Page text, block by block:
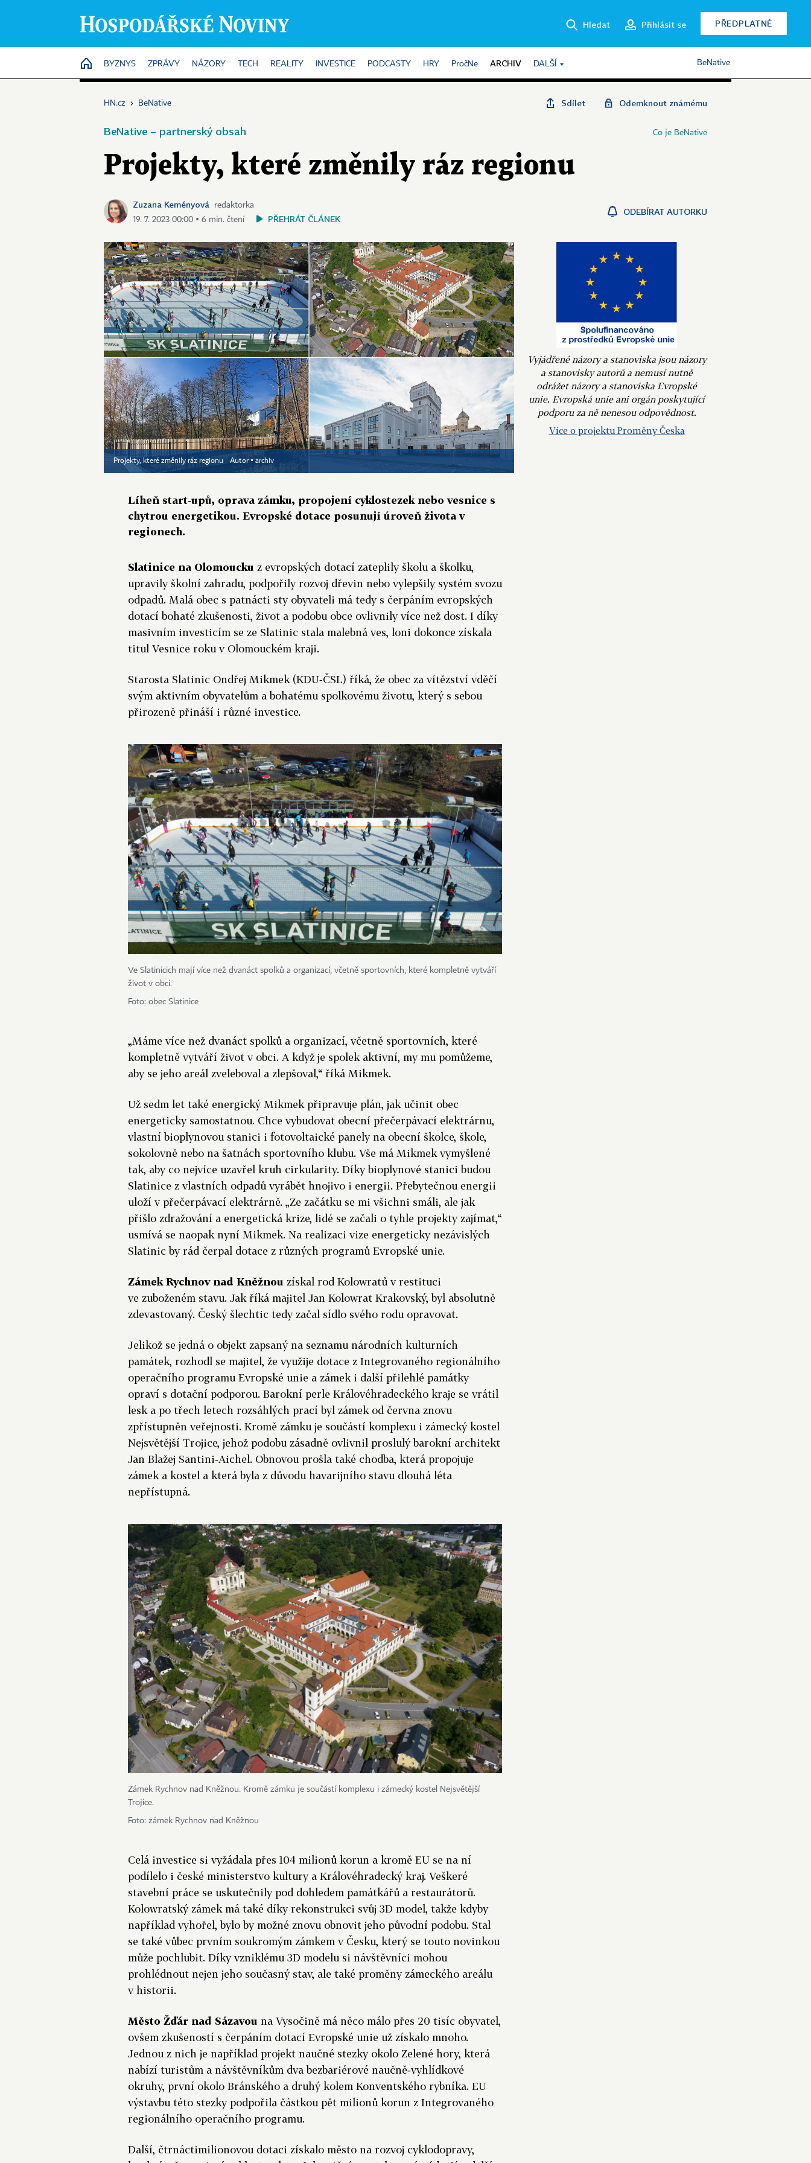
Hledat Přihlásit se PŘEDPLATNÉ
HOME
BYZNYS ZPRÁVY NÁZORY TECH REALITY INVESTICE PODCASTY HRY PročNe ARCHIV DALŠÍ BeNative
HN.cz › BeNative Sdílet Odemknout známému
BeNative – partnerský obsah Co je BeNative
Projekty, které změnily ráz regionu
Zuzana Keményová
redaktorka
19. 7. 2023 00:00 ▪ 6 min. čtení
PŘEHRÁT ČLÁNEK
ODEBÍRAT AUTORKU
Projekty, které změnily ráz regionu Autor ▪archiv
Líheň start‑upů, oprava zámku, propojení cyklostezek nebo vesnice s
chytrou energetikou. Evropské dotace posunují úroveň života v
regionech.
Slatinice na Olomoucku z evropských dotací zateplily školu a školku,
upravily školní zahradu, podpořily rozvoj dřevin nebo vylepšily systém svozu
odpadů. Malá obec s patnácti sty obyvateli má tedy s čerpáním evropských
dotací bohaté zkušenosti, život a podobu obce ovlivnily více než dost. I díky
masivním investicím se ze Slatinic stala malebná ves, loni dokonce získala
titul Vesnice roku v Olomouckém kraji.
Starosta Slatinic Ondřej Mikmek (KDU‑ČSL) říká, že obec za vítězství vděčí
svým aktivním obyvatelům a bohatému spolkovému životu, který s sebou
přirozeně přináší i různé investice.
Ve Slatinicich mají více než dvanáct spolků a organizací, včetně sportovních, které kompletně vytváří
život v obci.
Foto: obec Slatinice
„Máme více než dvanáct spolků a organizací, včetně sportovních, které
kompletně vytváří život v obci. A když je spolek aktivní, my mu pomůžeme,
aby se jeho areál zveleboval a zlepšoval,“ říká Mikmek.
Už sedm let také energický Mikmek připravuje plán, jak učinit obec
energeticky samostatnou. Chce vybudovat obecní přečerpávací elektrárnu,
vlastní bioplynovou stanici i fotovoltaické panely na obecní školce, škole,
sokolovně nebo na šatnách sportovního klubu. Vše má Mikmek vymyšlené
tak, aby co nejvíce uzavřel kruh cirkularity. Díky bioplynové stanici budou
Slatinice z vlastních odpadů vyrábět hnojivo i energii. Přebytečnou energii
uloží v přečerpávací elektrárně. „Ze začátku se mi všichni smáli, ale jak
přišlo zdražování a energetická krize, lidé se začali o tyhle projekty zajímat,“
usmívá se naopak nyní Mikmek. Na realizaci vize energeticky nezávislých
Slatinic by rád čerpal dotace z různých programů Evropské unie.
Zámek Rychnov nad Kněžnou získal rod Kolowratů v restituci
ve zuboženém stavu. Jak říká majitel Jan Kolowrat Krakovský, byl absolutně
zdevastovaný. Český šlechtic tedy začal sídlo svého rodu opravovat.
Jelikož se jedná o objekt zapsaný na seznamu národních kulturních
památek, rozhodl se majitel, že využije dotace z Integrovaného regionálního
operačního programu Evropské unie a zámek i další přilehlé památky
opraví s dotační podporou. Barokní perle Královéhradeckého kraje se vrátil
lesk a po třech letech rozsáhlých prací byl zámek od června znovu
zpřístupněn veřejnosti. Kromě zámku je součástí komplexu i zámecký kostel
Nejsvětější Trojice, jehož podobu zásadně ovlivnil proslulý barokní architekt
Jan Blažej Santini‑Aichel. Obnovou prošla také chodba, která propojuje
zámek a kostel a která byla z důvodu havarijního stavu dlouhá léta
nepřístupná.
Zámek Rychnov nad Kněžnou. Kromě zámku je součástí komplexu i zámecký kostel Nejsvětější
Trojice.
Foto: zámek Rychnov nad Kněžnou
Celá investice si vyžádala přes 104 milionů korun a kromě EU se na ní
podílelo i české ministerstvo kultury a Královéhradecký kraj. Veškeré
stavební práce se uskutečnily pod dohledem památkářů a restaurátorů.
Kolowratský zámek má také díky rekonstrukci svůj 3D model, takže kdyby
například vyhořel, bylo by možné znovu obnovit jeho původní podobu. Stal
se také vůbec prvním soukromým zámkem v Česku, který se touto novinkou
může pochlubit. Díky vzniklému 3D modelu si návštěvníci mohou
prohlédnout nejen jeho současný stav, ale také proměny zámeckého areálu
v historii.
Město Žďár nad Sázavou na Vysočině má něco málo přes 20 tisíc obyvatel,
ovšem zkušeností s čerpáním dotací Evropské unie už získalo mnoho.
Jednou z nich je například projekt naučné stezky okolo Zelené hory, která
nabízí turistům a návštěvníkům dva bezbariérové naučně‑vyhlídkové
okruhy, první okolo Bránského a druhý kolem Konventského rybníka. EU
výstavbu této stezky podpořila částkou pět milionů korun z Integrovaného
regionálního operačního programu.
Další, čtrnáctimilionovou dotaci získalo město na rozvoj cyklodopravy,
Vyjádřené názory a stanoviska jsou názory
a stanovisky autorů a nemusí nutně
odrážet názory a stanoviska Evropské
unie. Evropská unie ani orgán poskytující
podporu za ně nenesou odpovědnost.
Více o projektu Proměny Česka